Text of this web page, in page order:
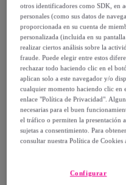
49,00 €
140, €
-65%
Vendido porSantini
Están
Entrega
otros identificadores como SDK, en
personales (como sus datos de
proporcionada en su cuenta de
personalizada (incluida en su
realizar ciertos análisis sobre la
fraude. Puede elegir entre estos
rechazar todo haciendo clic en el
aplican solo a este navegador y/o
cualquier momento haciendo clic en
enlace "Política de Privacidad".
necesarias para el buen
el tráfico o permiten la presentación
sujetas a consentimiento. Para
consultar nuestra Política de Cookies
Configurar